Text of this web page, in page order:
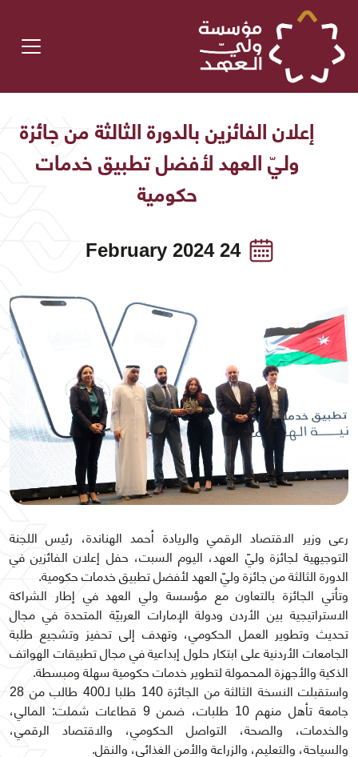
إعلان الفائزين بالدورة الثالثة من جائزة
وليّ العهد لأفضل تطبيق خدمات
حكومية
24 February 2024
رعى وزير الاقتصاد الرقمي والريادة أحمد الهناندة، رئيس اللجنة
التوجيهية لجائزة وليّ العهد، اليوم السبت، حفل إعلان الفائزين في
الدورة الثالثة من جائزة وليّ العهد لأفضل تطبيق خدمات حكومية.
وتأتي الجائزة بالتعاون مع مؤسسة ولي العهد في إطار الشراكة
الاستراتيجية بين الأردن ودولة الإمارات العربيّة المتحدة في مجال
تحديث وتطوير العمل الحكومي، وتهدف إلى تحفيز وتشجيع طلبة
الجامعات الأردنية على ابتكار حلول إبداعية في مجال تطبيقات الهواتف
الذكية والأجهزة المحمولة لتطوير خدمات حكومية سهلة ومبسطة.
واستقبلت النسخة الثالثة من الجائزة 140 طلبا لـ400 طالب من 28
جامعة تأهل منهم 10 طلبات، ضمن 9 قطاعات شملت: المالي،
والخدمات، والصحة، التواصل الحكومي، والاقتصاد الرقمي،
والسياحة، والتعليم، والزراعة والأمن الغذائي، والنقل.